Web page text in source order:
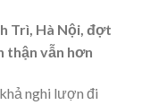
Trì, Hà Nội, đợt
thận vẫn hơn
nghi lượn đi